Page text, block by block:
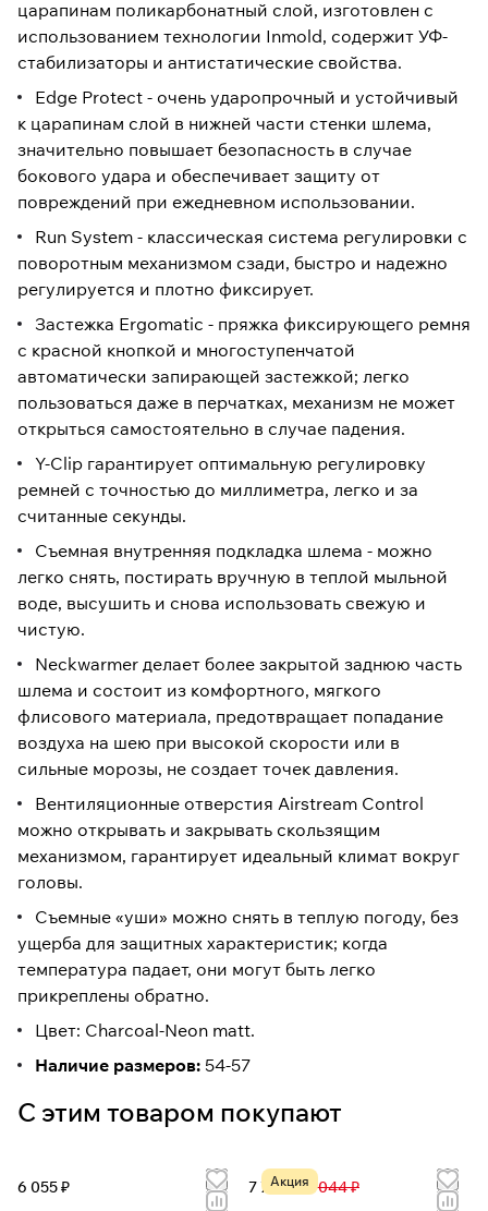
царапинам поликарбонатный слой, изготовлен с
использованием технологии Inmold, содержит УФ-
стабилизаторы и антистатические свойства.
Edge Protect - очень ударопрочный и устойчивый
к царапинам слой в нижней части стенки шлема,
значительно повышает безопасность в случае
бокового удара и обеспечивает защиту от
повреждений при ежедневном использовании.
Run System - классическая система регулировки с
поворотным механизмом сзади, быстро и надежно
регулируется и плотно фиксирует.
Застежка Ergomatic - пряжка фиксирующего ремня
с красной кнопкой и многоступенчатой
автоматически запирающей застежкой; легко
пользоваться даже в перчатках, механизм не может
открыться самостоятельно в случае падения.
Y-Clip гарантирует оптимальную регулировку
ремней с точностью до миллиметра, легко и за
считанные секунды.
Съемная внутренняя подкладка шлема - можно
легко снять, постирать вручную в теплой мыльной
воде, высушить и снова использовать свежую и
чистую.
Neckwarmer делает более закрытой заднюю часть
шлема и состоит из комфортного, мягкого
флисового материала, предотвращает попадание
воздуха на шею при высокой скорости или в
сильные морозы, не создает точек давления.
Вентиляционные отверстия Airstream Control
можно открывать и закрывать скользящим
механизмом, гарантирует идеальный климат вокруг
головы.
Съемные «уши» можно снять в теплую погоду, без
ущерба для защитных характеристик; когда
температура падает, они могут быть легко
прикреплены обратно.
Цвет: Charcoal-Neon matt.
Наличие размеров: 54-57
С этим товаром покупают
6 055 ₽
Акция
7 732 ₽17 044 ₽